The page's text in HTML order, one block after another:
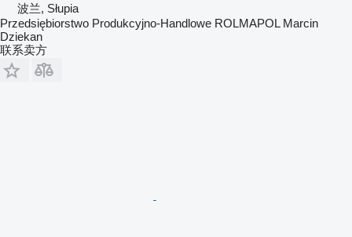
波兰, Słupia
Przedsiębiorstwo Produkcyjno-Handlowe ROLMAPOL Marcin
Dziekan
联系卖方